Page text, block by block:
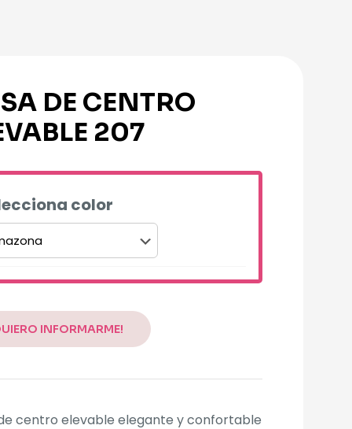
DE CENTRO
207
color
INFORMARME!
centro elevable elegante y confortable